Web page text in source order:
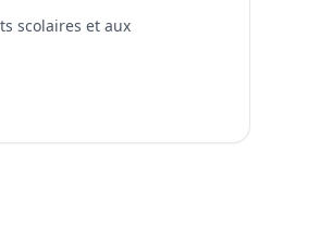
scolaires et aux